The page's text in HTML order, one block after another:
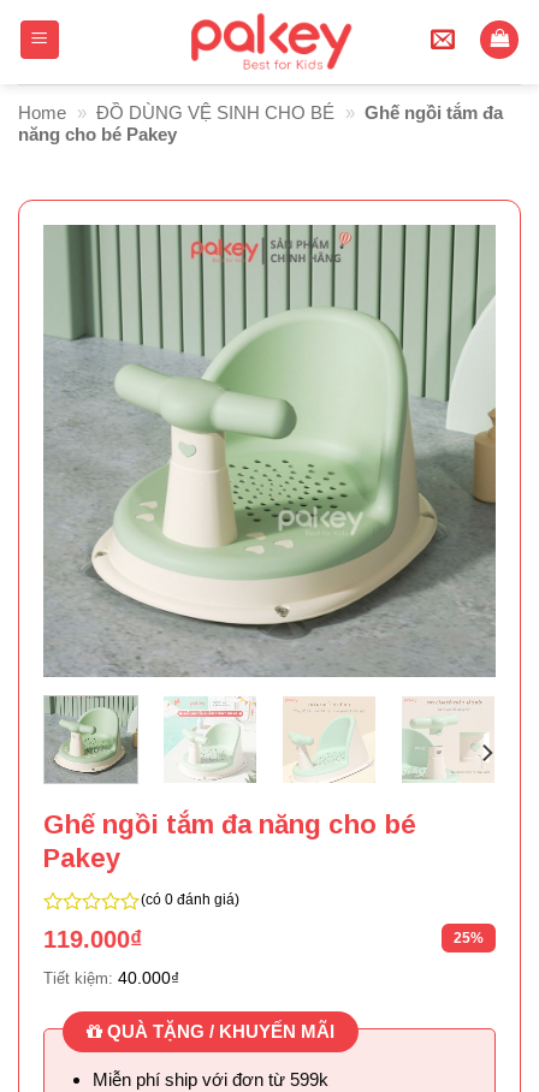
Home » ĐỒ DÙNG VỆ SINH CHO BÉ » Ghế ngồi tắm đa
năng cho bé Pakey
Ghế ngồi tắm đa năng cho bé
Pakey
0
trên
5
(có 0 đánh giá)
25%
119.000₫
Tiết kiệm: 40.000₫
QUÀ TẶNG / KHUYẾN MÃI
Miễn phí ship với đơn từ 599k